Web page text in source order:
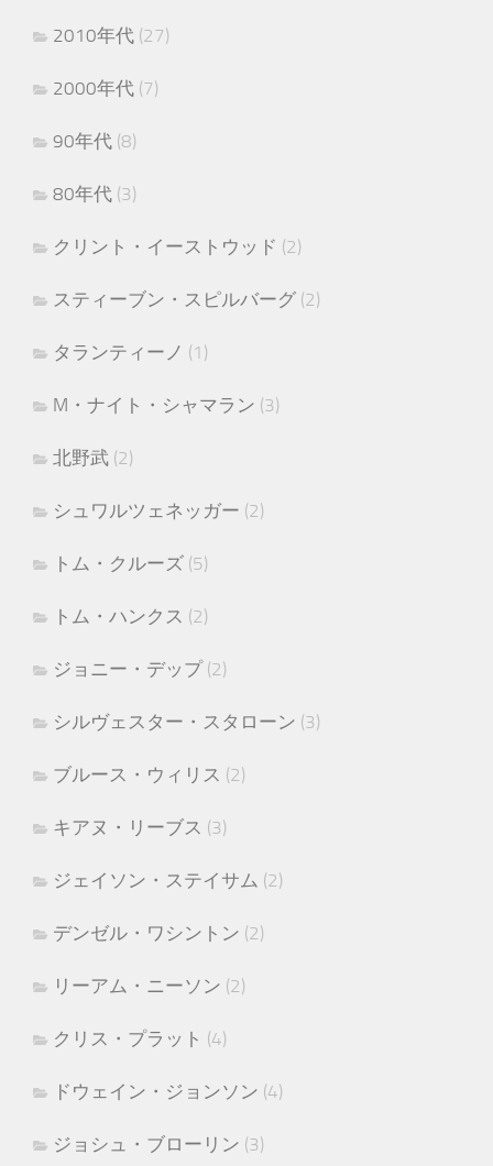
2010年代 (27)
2000年代 (7)
90年代 (8)
80年代 (3)
クリント・イーストウッド (2)
スティーブン・スピルバーグ (2)
タランティーノ (1)
M・ナイト・シャマラン (3)
北野武 (2)
シュワルツェネッガー (2)
トム・クルーズ (5)
トム・ハンクス (2)
ジョニー・デップ(2)
シルヴェスター・スタローン (3)
ブルース・ウィリス (2)
キアヌ・リーブス (3)
ジェイソン・ステイサム (2)
デンゼル・ワシントン (2)
リーアム・ニーソン (2)
クリス・プラット (4)
ドウェイン・ジョンソン (4)
ジョシュ・ブローリン (3)